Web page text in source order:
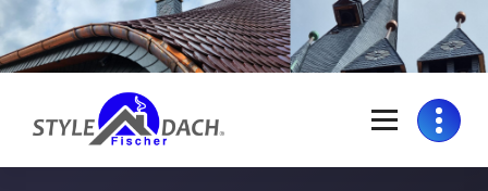
Skip
to
content
S